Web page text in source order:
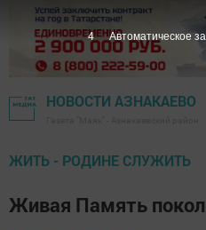
НОВОСТИ АЗНАКАЕВО
ЖИТЬ - РОДИНЕ СЛУЖИТЬ
Живая Память
3 Автоматическое